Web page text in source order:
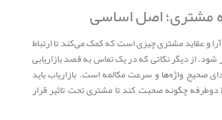
مشتری؛ اصل اساسی
و عقاید مشتری چیزی است که کمک می‌کند تا ارتباط
شود. از دیگر نکاتی که در یک تماس به قصد بازاریابی
صحیح واژه‌ها و سرعت مکالمه است. بازاریاب باید
دوطرفه چگونه صحبت کند تا مشتری تحت تاثیر قرار